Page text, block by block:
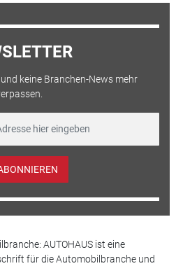
keine Branchen-News mehr
AUTOHAUS ist eine
für die Automobilbranche und